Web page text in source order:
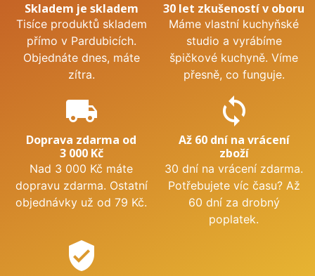
Skladem je skladem
Tisíce produktů skladem
přímo v Pardubicích.
Objednáte dnes, máte
zítra.
30 let zkušeností v oboru
Máme vlastní kuchyňské
studio a vyrábíme
špičkové kuchyně. Víme
přesně, co funguje.
local_shipping
Doprava zdarma od
3 000 Kč
Nad 3 000 Kč máte
dopravu zdarma. Ostatní
objednávky už od 79 Kč.
sync
Až 60 dní na vrácení
zboží
30 dní na vrácení zdarma.
Potřebujete víc času? Až
60 dní za drobný
poplatek.
verified_user